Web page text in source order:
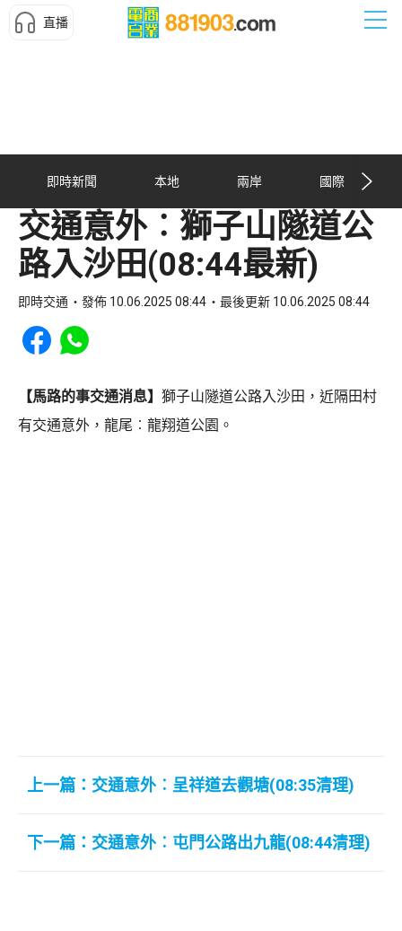
直播
即時新聞 本地 兩岸 國際
交通意外︰獅子山隧道公
路入沙田(08:44最新)
即時交通 發佈 10.06.2025 08:44 最後更新 10.06.2025 08:44
Share to Facebook
Share to WhatsApp
【馬路的事交通消息】 獅子山隧道公路入沙田，近隔田村
有交通意外，龍尾︰龍翔道公園。
上一篇：交通意外︰呈祥道去觀塘(08:35清理)
下一篇：交通意外︰屯門公路出九龍(08:44清理)